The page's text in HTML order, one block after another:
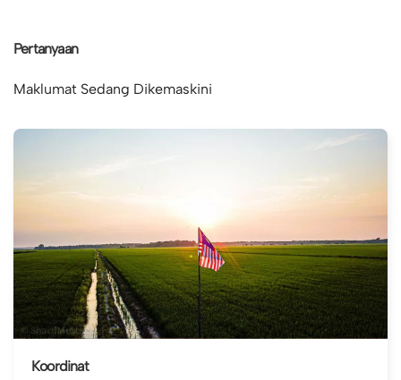
Pertanyaan
Maklumat Sedang Dikemaskini
Koordinat